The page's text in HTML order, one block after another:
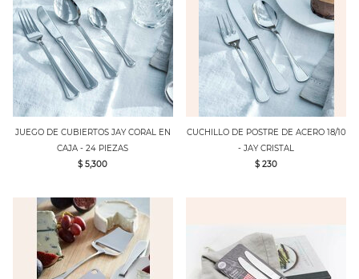
JUEGO DE CUBIERTOS JAY CORAL EN
CAJA - 24 PIEZAS
$ 5,300
CUCHILLO DE POSTRE DE ACERO 18/10
- JAY CRISTAL
$ 230